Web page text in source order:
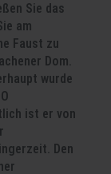
Sie das
am
Faust zu
Dom.
wurde
ist er von
Den